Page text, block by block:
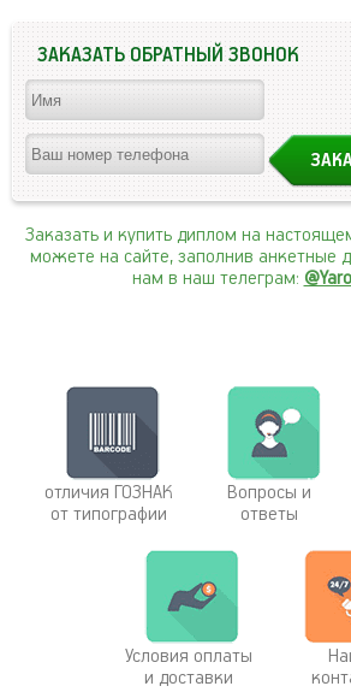
ЗАКАЗАТЬ ОБРАТНЫЙ ЗВОНОК
Заказать и купить диплом на
можете на сайте, заполнив анкетные
нам в наш телеграм:
отличия ГОЗНАК
от типографии
Вопросы и
ответы
Условия оплаты
и доставки